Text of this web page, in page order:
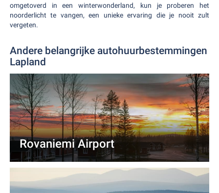
omgetoverd in een winterwonderland, kun je proberen het
noorderlicht te vangen, een unieke ervaring die je nooit zult
vergeten.
Andere belangrijke autohuurbestemmingen
Lapland
Rovaniemi Airport